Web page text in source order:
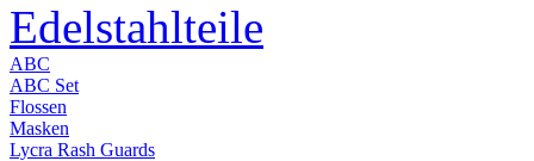
Edelstahlteile
ABC
ABC Set
Flossen
Masken
Lycra Rash Guards